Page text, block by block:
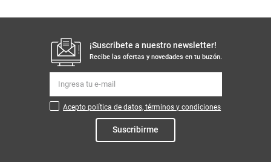
¡Suscribete a nuestro newsletter!
Recibe las ofertas y novedades en tu buzón.
Acepto política de datos, términos y condiciones
Suscribirme